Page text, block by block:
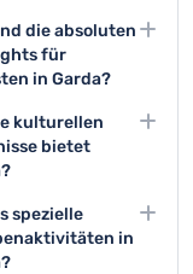
die absoluten
für
in Garda?
3 Aktivitäten
Bootstour auf
der
eine
in den
Weingütern.
kulturellen
bietet
Sie lokale
und
spezielle
in